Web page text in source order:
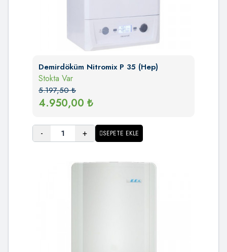
Demirdöküm Nitromix P 35 (Hep)
Stokta Var
5.197,50₺
4.950,00 ₺
- + SEPETE EKLE